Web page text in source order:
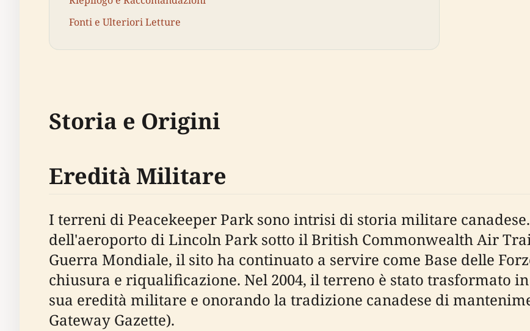
Fonti e Ulteriori Letture
Storia e Origini
Eredità Militare
I terreni di Peacekeeper Park sono intrisi di storia militare
dell'aeroporto di Lincoln Park sotto il British Commonwealth Air
Guerra Mondiale, il sito ha continuato a servire come Base delle
chiusura e riqualificazione. Nel 2004, il terreno è stato trasformato
sua eredità militare e onorando la tradizione canadese di
Gateway Gazette).